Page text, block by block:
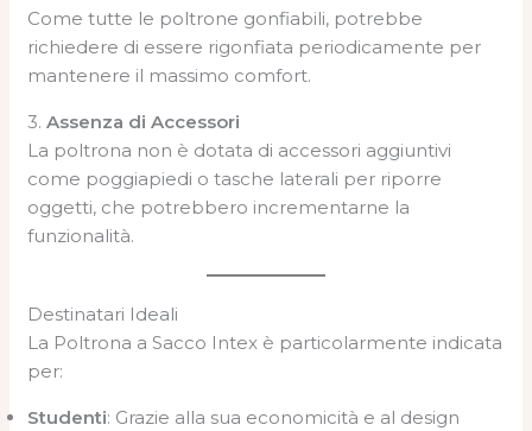
Come tutte le poltrone gonfiabili, potrebbe
richiedere di essere rigonfiata periodicamente per
mantenere il massimo comfort.
3.Assenza di Accessori
La poltrona non è dotata di accessori aggiuntivi
come poggiapiedi o tasche laterali per riporre
oggetti, che potrebbero incrementarne la
funzionalità.
Destinatari Ideali
La Poltrona a Sacco Intex è particolarmente indicata
per:
Studenti: Grazie alla sua economicità e al design